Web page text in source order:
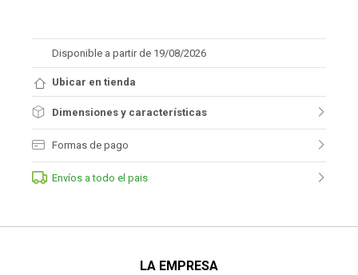
Disponible a partir de 19/08/2026
Ubicar en tienda
Dimensiones y características
Formas de pago
Envíos a todo el pais
LA EMPRESA